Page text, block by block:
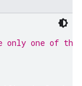
only one of